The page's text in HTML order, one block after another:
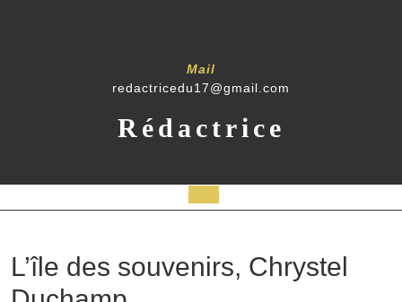
Mail
redactricedu17@gmail.com
Rédactrice
L’île des souvenirs, Chrystel